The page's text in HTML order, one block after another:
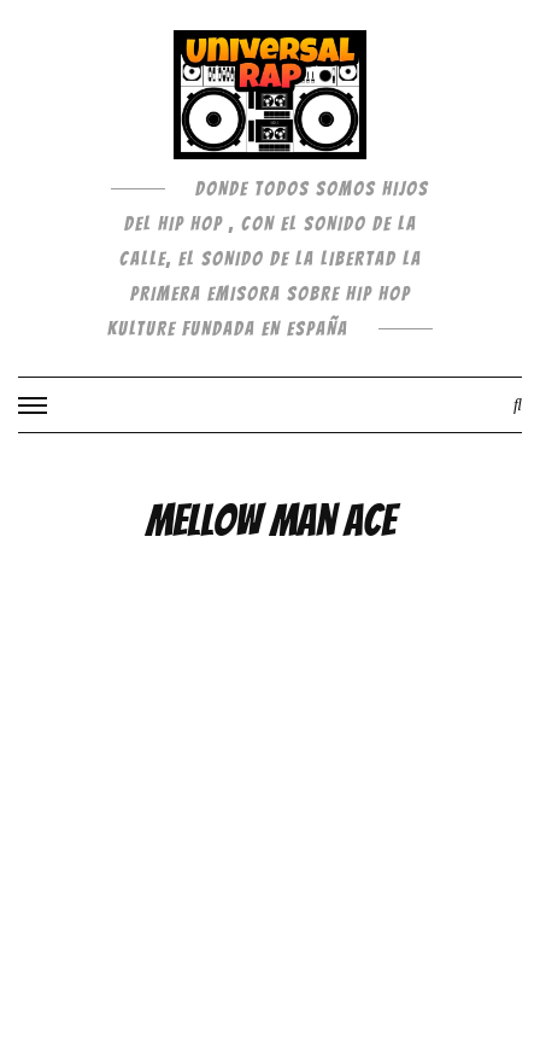
DONDE TODOS SOMOS HIJOS
DEL HIP HOP , CON EL SONIDO DE LA
CALLE, EL SONIDO DE LA LIBERTAD LA
PRIMERA EMISORA SOBRE HIP HOP
KULTURE FUNDADA EN ESPAÑA
Mellow Man Ace